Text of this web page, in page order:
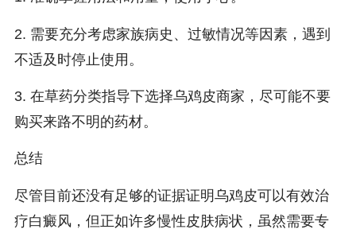
2. 需要充分考虑家族病史、过敏情况等因素，遇到
不适及时停止使用。
3. 在草药分类指导下选择乌鸡皮商家，尽可能不要
购买来路不明的药材。
总结
尽管目前还没有足够的证据证明乌鸡皮可以有效治
疗白癜风，但正如许多慢性皮肤病状，虽然需要专